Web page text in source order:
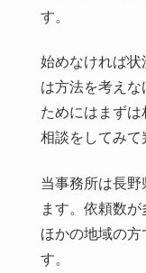
す。
始めなければ状
は方法を考え
ためにはまず
相談をしてみて
当事務所は長野
ます。依頼数が
ほかの地域の方
す。